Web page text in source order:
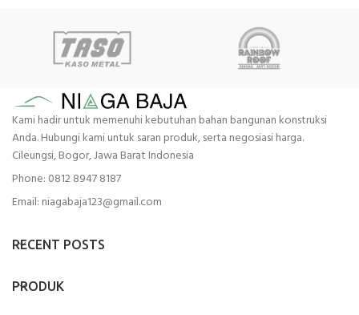
Kami hadir untuk memenuhi kebutuhan bahan bangunan konstruksi
Anda. Hubungi kami untuk saran produk, serta negosiasi harga.
Cileungsi, Bogor, Jawa Barat Indonesia
Phone: 0812 8947 8187
Email: niagabaja123@gmail.com
RECENT POSTS
PRODUK